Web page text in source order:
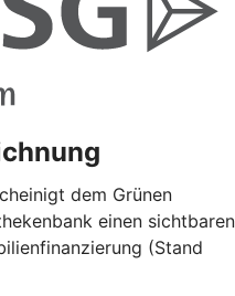
dem Grünen
einen sichtbaren
(Stand